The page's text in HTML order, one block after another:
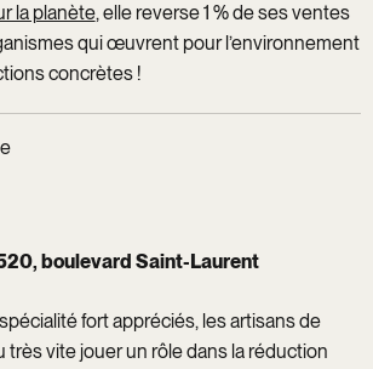
la planète, elle reverse 1 % de ses ventes
qui œuvrent pour l’environnement
concrètes !
boulevard Saint-Laurent
fort appréciés, les artisans de
très vite jouer un rôle dans la réduction